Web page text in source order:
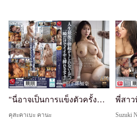
"นี่อาจเป็นการแข็งตัวครั้งสุดท้ายในชีวิตของฉัน ดังนั้นให้ฉันสอดเข้าไปสักครู่!!" รู้สึกสงสารพ่อสามีที่เป็นโรคหย่อนสมรรถภาพทางเพศ ฉันจึงไปแช่น้ำร่วมกับเขา แต่แล้วเขาก็แข็งตัวเต็มที่อย่างไม่คาดคิด เคมีของเราดีมาก จนก่อนที่ฉันจะรู้ตัว ฉันก็กำลังขี่เขาอย่างดุเ
คุสะคาเบะ คานะ Suzuki